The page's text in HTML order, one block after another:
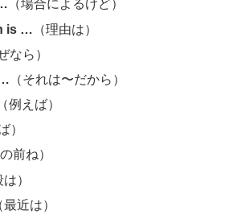
（場合によるけど）
is … （理由は）
なら）
（それは〜だから）
（例えば）
）
前ね）
は）
最近は）